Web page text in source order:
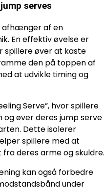
serves
afhænger af en
En effektiv øvelse er
spillere øver at kaste
den på toppen af
at udvikle timing og
Serve”, hvor spillere
øver deres jump serve
Dette isolerer
spillere med at
deres arme og skuldre.
kan også forbedre
under